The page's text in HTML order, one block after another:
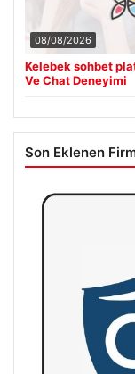
08/08/2026
Kelebek sohbet
Ve Chat Deneyimi
Son Eklenen